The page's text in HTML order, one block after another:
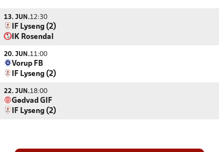
13. JUN.12:30
IF Lyseng (2)
IK Rosendal
20. JUN.11:00
Vorup FB
IF Lyseng (2)
22. JUN.18:00
Gødvad GIF
IF Lyseng (2)